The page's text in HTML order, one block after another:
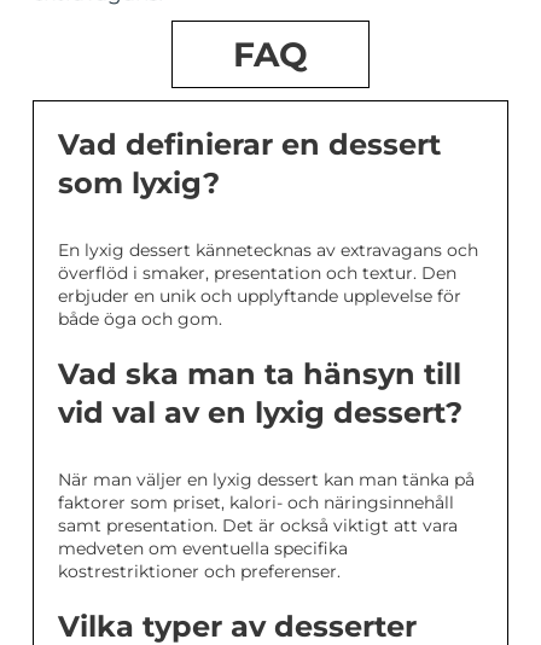
FAQ
Vad definierar en dessert
som lyxig?
En lyxig dessert kännetecknas av extravagans och
överflöd i smaker, presentation och textur. Den
erbjuder en unik och upplyftande upplevelse för
både öga och gom.
Vad ska man ta hänsyn till
vid val av en lyxig dessert?
När man väljer en lyxig dessert kan man tänka på
faktorer som priset, kalori- och näringsinnehåll
samt presentation. Det är också viktigt att vara
medveten om eventuella specifika
kostrestriktioner och preferenser.
Vilka typer av desserter